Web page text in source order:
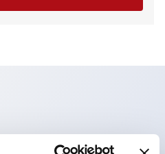
Anwendungsspektrum